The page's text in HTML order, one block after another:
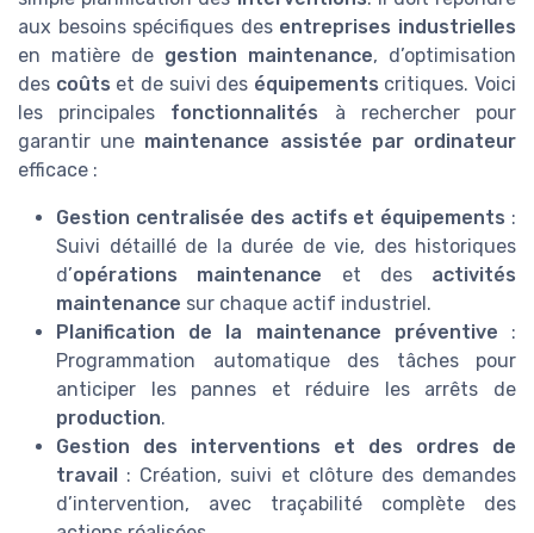
aux besoins spécifiques des entreprises industrielles
en matière de gestion maintenance, d’optimisation
des coûts et de suivi des équipements critiques. Voici
les principales fonctionnalités à rechercher pour
garantir une maintenance assistée par ordinateur
efficace :
Gestion centralisée des actifs et équipements :
Suivi détaillé de la durée de vie, des historiques
d’opérations maintenance et des activités
maintenance sur chaque actif industriel.
Planification de la maintenance préventive :
Programmation automatique des tâches pour
anticiper les pannes et réduire les arrêts de
production.
Gestion des interventions et des ordres de
travail : Création, suivi et clôture des demandes
d’intervention, avec traçabilité complète des